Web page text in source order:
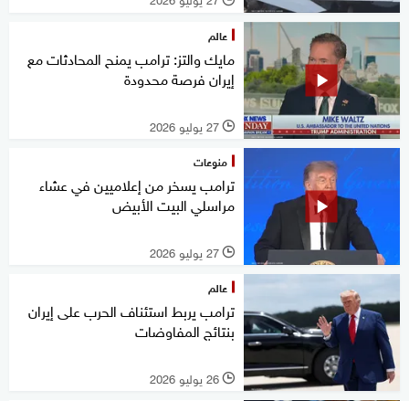
عالم
مايك والتز: ترامب يمنح المحادثات مع
إيران فرصة محدودة
l 27 يوليو 2026
منوعات
ترامب يسخر من إعلاميين في عشاء
مراسلي البيت الأبيض
l 27 يوليو 2026
عالم
ترامب يربط استئناف الحرب على إيران
بنتائج المفاوضات
l 26 يوليو 2026